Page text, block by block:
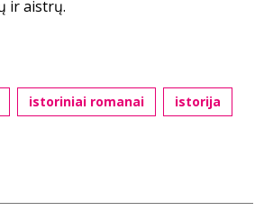
ir aistrų.
istoriniai romanai istorija